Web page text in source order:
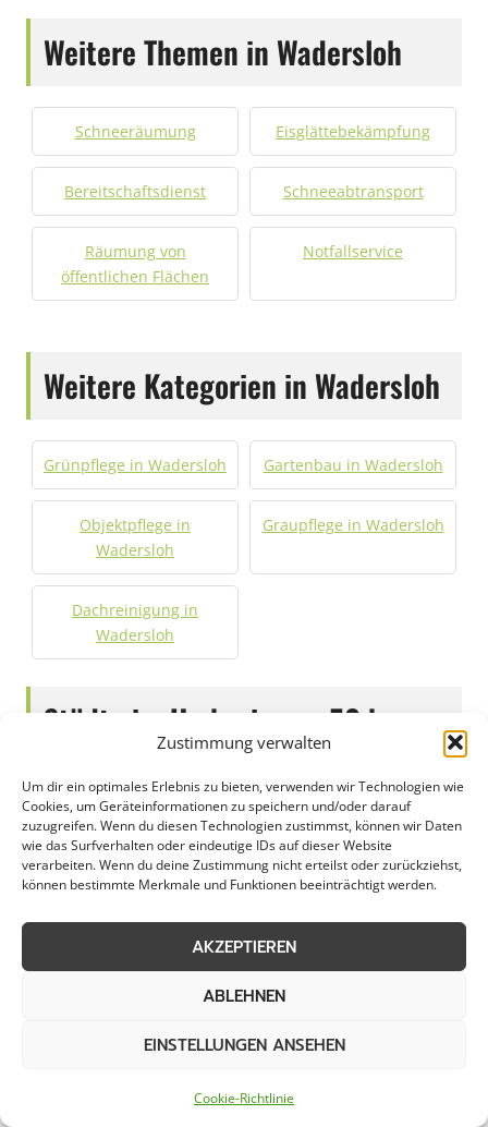
Zustimmung verwalten
Um dir ein optimales Erlebnis zu bieten, verwenden wir Technologien wie
Cookies, um Geräteinformationen zu speichern und/oder darauf
zuzugreifen. Wenn du diesen Technologien zustimmst, können wir Daten
wie das Surfverhalten oder eindeutige IDs auf dieser Website
verarbeiten. Wenn du deine Zustimmung nicht erteilst oder zurückziehst,
können bestimmte Merkmale und Funktionen beeinträchtigt werden.
AKZEPTIEREN
ABLEHNEN
EINSTELLUNGEN ANSEHEN
Cookie-Richtlinie
Weitere Themen in Wadersloh
Schneeräumung Eisglättebekämpfung
Bereitschaftsdienst Schneeabtransport
Räumung von
öffentlichen Flächen
Notfallservice
Weitere Kategorien in Wadersloh
Grünpflege in Wadersloh Gartenbau in Wadersloh
Objektpflege in
Wadersloh
Graupflege in Wadersloh
Dachreinigung in
Wadersloh
Städte im Umkreis von 50 km
Streudienst in Ahlen Streudienst in Anröchte
Streudienst in
Ascheberg
Streudienst in Bad
Lippspringe
Streudienst in Bad
Sassendorf
Bergkamen
Streudienst in Bönen Streudienst in Brilon